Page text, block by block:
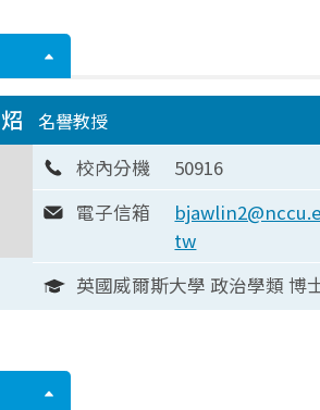
名譽教授
校內分機
50916
電子信箱
tw
英國威爾斯大學 政治學類 博